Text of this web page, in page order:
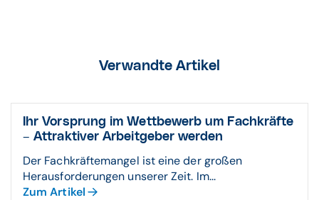
Verwandte Artikel
Ihr Vorsprung im Wett­be­werb um Fach­kräfte
– Attrak­tiver Arbeit­geber werden
Der Fachkräftemangel ist eine der großen
Herausforderungen unserer Zeit. Im...
Zum Artikel